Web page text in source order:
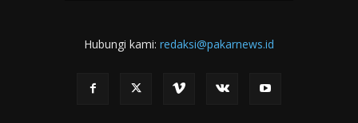
Hubungi kami: redaksi@pakarnews.id